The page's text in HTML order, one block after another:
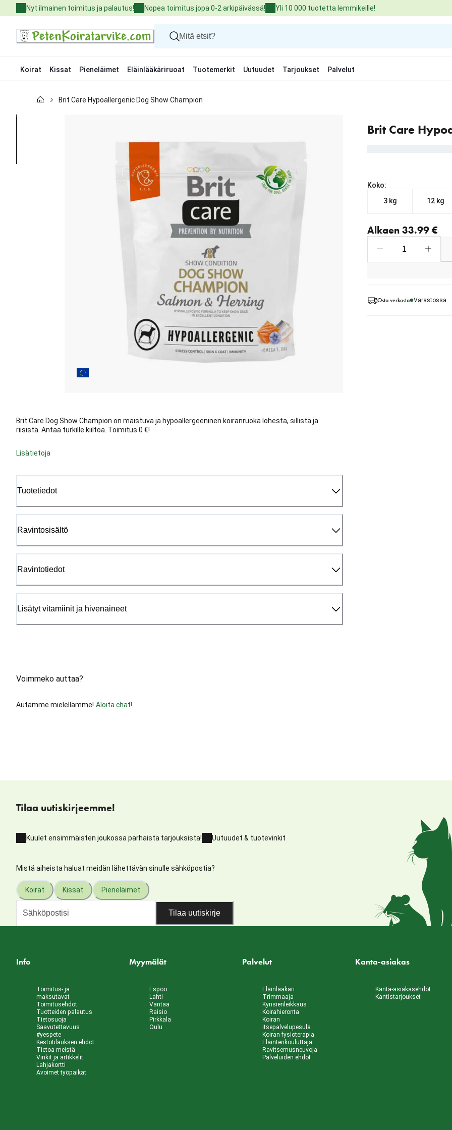
to
Nyt ilmainen toimitus ja palautus! Nopea toimitus jopa 0-2 arkipäivässä! Yli 10 000 tuotetta lemmikeille!
Koirat Kissat Pieneläimet Eläinlääkäriruoat Tuotemerkit Uutuudet Tarjoukset Palvelut
Kissat
Brit Care Hypoallergenic Dog Show Champion
Brit Care
Brit Care Dog Show Champion on maistuva ja hypoallergeeninen koiranruoka lohesta, sillistä ja
riisistä. Antaa turkille kiiltoa. Toimitus 0 €!
Lisätietoja
Tuotetiedot
Ravintosisältö
Ravintotiedot
Lisätyt vitamiinit ja hivenaineet
Voimmeko auttaa?
Autamme mielellämme! Aloita chat!
Koko:
3 kg
12 kg
Alkaen 33.99 €
Osta verkosta Varastossa
Tilaa uutiskirjeemme!
Kuulet ensimmäisten joukossa parhaista tarjouksista! Uutuudet & tuotevinkit
Mistä aiheista haluat meidän lähettävän sinulle sähköpostia?
Koirat Kissat Pieneläimet
Tilaa uutiskirje
Info
Toimitus- ja
maksutavat
Toimitusehdot
Tuotteiden palautus
Tietosuoja
Saavutettavuus
#yespete
Kestotilauksen ehdot
Tietoa meistä
Vinkit ja artikkelit
Lahjakortti
Avoimet työpaikat
Myymälät
Espoo
Lahti
Vantaa
Raisio
Pirkkala
Oulu
Palvelut
Eläinlääkäri
Trimmaaja
Kynsienleikkaus
Koirahieronta
Koiran
itsepalvelupesula
Koiran fysioterapia
Eläintenkouluttaja
Ravitsemusneuvoja
Palveluiden ehdot
Kanta-asiakas
Kanta-asiakasehdot
Kantistarjoukset